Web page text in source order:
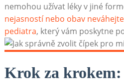
nemohou užívat léky v jiné
nejasností nebo obav
pediatra, který vám poskytne
Krok za